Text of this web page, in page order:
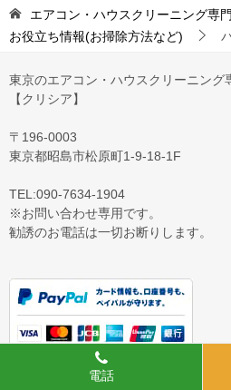
エアコン・ハウスクリーニング専
お役立ち情報(お掃除方法など)
東京のエアコン・ハウスクリーニング
【クリシア】
〒196-0003
東京都昭島市松原町1-9‐18‐1F
TEL:090-7634-1904
※お問い合わせ専用です。
勧誘のお電話は一切お断りします。
電話